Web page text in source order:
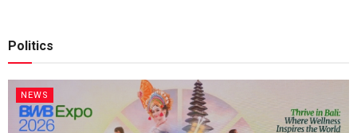
Politics
NEWS